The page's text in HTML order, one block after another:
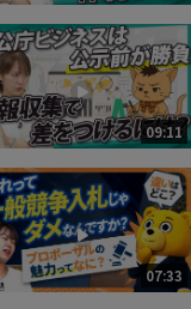
09:11
07:33